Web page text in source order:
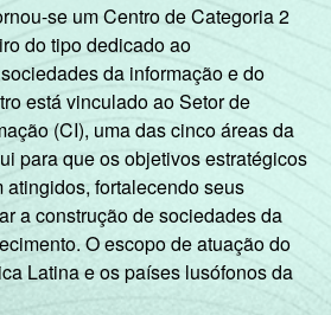
se um Centro de Categoria 2
do tipo dedicado ao
da informação e do
está vinculado ao Setor de
(CI), uma das cinco áreas da
para que os objetivos estratégicos
fortalecendo seus
a construção de sociedades da
O escopo de atuação do
Latina e os países lusófonos da